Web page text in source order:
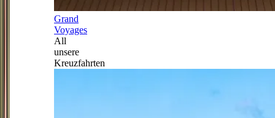
Grand
Voyages
All
unsere
Kreuzfahrten